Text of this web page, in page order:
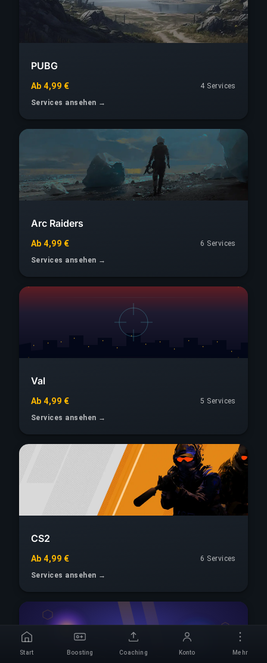
PUBG
Ab 4,99 €
4 Services
Services ansehen →
Arc Raiders
Ab 4,99 €
6 Services
Services ansehen →
Val
Ab 4,99 €
5 Services
Services ansehen →
CS2
Ab 4,99 €
6 Services
Services ansehen →
Start Boosting Coaching Konto Mehr